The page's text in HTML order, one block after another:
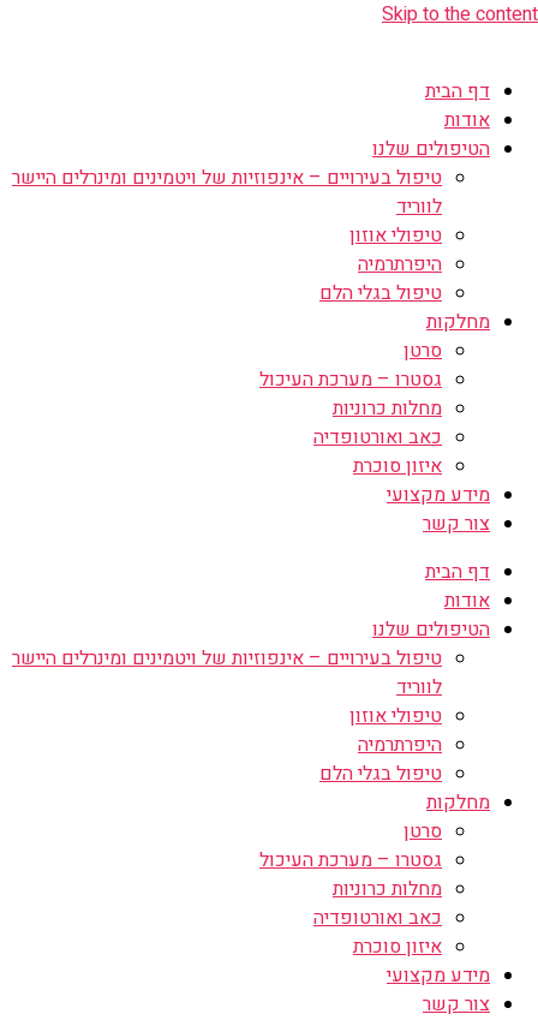
Skip to the content
דף הבית
אודות
הטיפולים שלנו
טיפול בעירויים – אינפוזיות של ויטמינים ומינרלים היישר
לווריד
טיפולי אוזון
היפרתרמיה
טיפול בגלי הלם
מחלקות
סרטן
גסטרו – מערכת העיכול
מחלות כרוניות
כאב ואורטופדיה
איזון סוכרת
מידע מקצועי
צור קשר
דף הבית
אודות
הטיפולים שלנו
טיפול בעירויים – אינפוזיות של ויטמינים ומינרלים היישר
לווריד
טיפולי אוזון
היפרתרמיה
טיפול בגלי הלם
מחלקות
סרטן
גסטרו – מערכת העיכול
מחלות כרוניות
כאב ואורטופדיה
איזון סוכרת
מידע מקצועי
צור קשר